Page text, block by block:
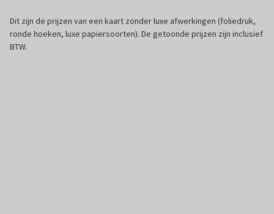
Dit zijn de prijzen van een kaart zonder luxe afwerkingen (foliedruk,
ronde hoeken, luxe papiersoorten). De getoonde prijzen zijn inclusief
BTW.